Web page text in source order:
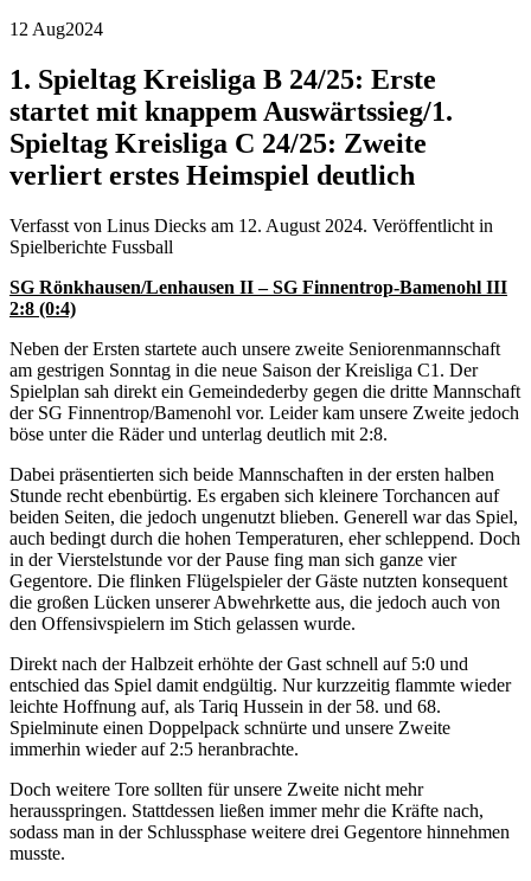
12 Aug2024
1. Spieltag Kreisliga B 24/25: Erste
startet mit knappem Auswärtssieg/1.
Spieltag Kreisliga C 24/25: Zweite
verliert erstes Heimspiel deutlich
Verfasst von Linus Diecks am 12. August 2024. Veröffentlicht in
Spielberichte Fussball
SG Rönkhausen/Lenhausen II – SG Finnentrop-Bamenohl III
2:8 (0:4)
Neben der Ersten startete auch unsere zweite Seniorenmannschaft
am gestrigen Sonntag in die neue Saison der Kreisliga C1. Der
Spielplan sah direkt ein Gemeindederby gegen die dritte Mannschaft
der SG Finnentrop/Bamenohl vor. Leider kam unsere Zweite jedoch
böse unter die Räder und unterlag deutlich mit 2:8.
Dabei präsentierten sich beide Mannschaften in der ersten halben
Stunde recht ebenbürtig. Es ergaben sich kleinere Torchancen auf
beiden Seiten, die jedoch ungenutzt blieben. Generell war das Spiel,
auch bedingt durch die hohen Temperaturen, eher schleppend. Doch
in der Vierstelstunde vor der Pause fing man sich ganze vier
Gegentore. Die flinken Flügelspieler der Gäste nutzten konsequent
die großen Lücken unserer Abwehrkette aus, die jedoch auch von
den Offensivspielern im Stich gelassen wurde.
Direkt nach der Halbzeit erhöhte der Gast schnell auf 5:0 und
entschied das Spiel damit endgültig. Nur kurzzeitig flammte wieder
leichte Hoffnung auf, als Tariq Hussein in der 58. und 68.
Spielminute einen Doppelpack schnürte und unsere Zweite
immerhin wieder auf 2:5 heranbrachte.
Doch weitere Tore sollten für unsere Zweite nicht mehr
herausspringen. Stattdessen ließen immer mehr die Kräfte nach,
sodass man in der Schlussphase weitere drei Gegentore hinnehmen
musste.